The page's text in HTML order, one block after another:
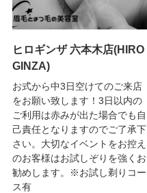
ヒロギンザ 六本木店(HIRO
GINZA)
お式から中3日空けてのご来店
をお願い致します！3日以内の
ご利用は赤みが出た場合でも自
己責任となりますのでご了承下
さい。大切なイベントをお控え
のお客様はお試しぞりを強くお
勧めします。※お試し剃りコー
ス有